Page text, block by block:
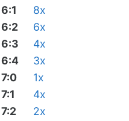
6:1
8x
6:2
6x
6:3
4x
6:4
3x
7:0
1x
7:1
4x
7:2
2x